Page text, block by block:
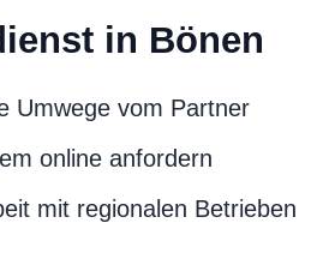
in Bönen
Umwege vom Partner
online anfordern
mit regionalen Betrieben